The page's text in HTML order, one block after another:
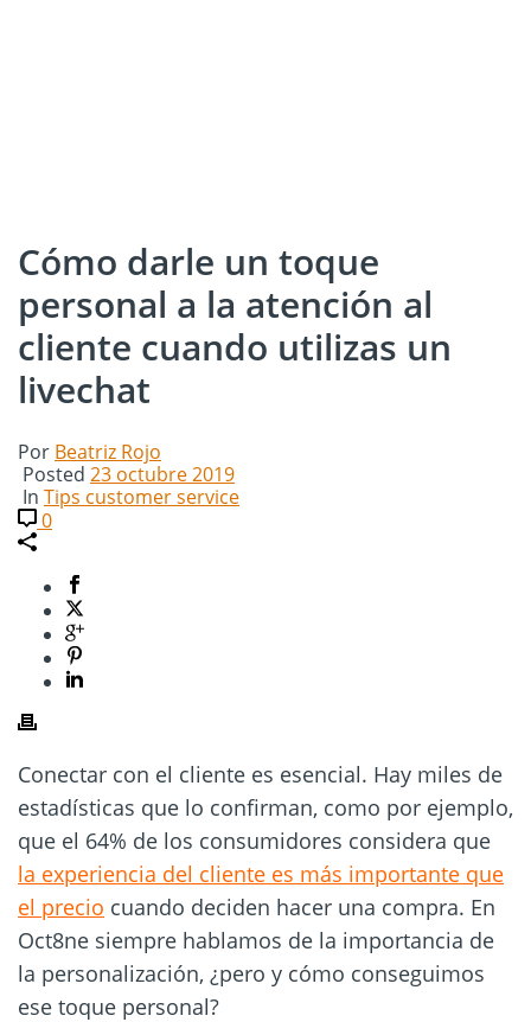
Cómo darle un toque
personal a la atención al
cliente cuando utilizas un
livechat
Por Beatriz Rojo
Posted 23 octubre 2019
In Tips customer service
0
Conectar con el cliente es esencial. Hay miles de
estadísticas que lo confirman, como por ejemplo,
que el 64% de los consumidores considera que
la experiencia del cliente es más importante que
el precio cuando deciden hacer una compra. En
Oct8ne siempre hablamos de la importancia de
la personalización, ¿pero y cómo conseguimos
ese toque personal?